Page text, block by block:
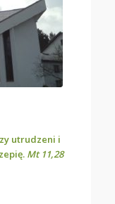
utrudzeni i
Mt 11,28